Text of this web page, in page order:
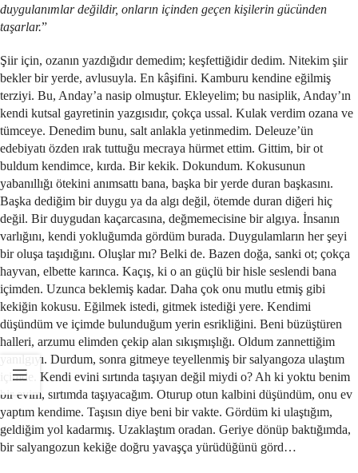
duygulanımlar değildir, onların içinden geçen kişilerin gücünden
taşarlar.”
Şiir için, ozanın yazdığıdır demedim; keşfettiğidir dedim. Nitekim şiir
bekler bir yerde, avlusuyla. En kâşifini. Kamburu kendine eğilmiş
terziyi. Bu, Anday’a nasip olmuştur. Ekleyelim; bu nasiplik, Anday’ın
kendi kutsal gayretinin yazgısıdır, çokça ussal. Kulak verdim ozana ve
tümceye. Denedim bunu, salt anlakla yetinmedim. Deleuze’ün
edebiyatı özden ırak tuttuğu mecraya hürmet ettim. Gittim, bir ot
buldum kendimce, kırda. Bir kekik. Dokundum. Kokusunun
yabanıllığı ötekini anımsattı bana, başka bir yerde duran başkasını.
Başka dediğim bir duygu ya da algı değil, ötemde duran diğeri hiç
değil. Bir duygudan kaçarcasına, değmemecisine bir algıya. İnsanın
varlığını, kendi yokluğumda gördüm burada. Duygulamların her şeyi
bir oluşa taşıdığını. Oluşlar mı? Belki de. Bazen doğa, sanki ot; çokça
hayvan, elbette karınca. Kaçış, ki o an güçlü bir hisle seslendi bana
içimden. Uzunca beklemiş kadar. Daha çok onu mutlu etmiş gibi
kekiğin kokusu. Eğilmek istedi, gitmek istediği yere. Kendimi
düşündüm ve içimde bulunduğum yerin esrikliğini. Beni büzüştüren
halleri, arzumu elimden çekip alan sıkışmışlığı. Oldum zannettiğim
yanılgıyı. Durdum, sonra gitmeye teyellenmiş bir salyangoza ulaştım
içimde. Kendi evini sırtında taşıyan değil miydi o? Ah ki yoktu benim
bir evim, sırtımda taşıyacağım. Oturup otun kalbini düşündüm, onu ev
yaptım kendime. Taşısın diye beni bir vakte. Gördüm ki ulaştığım,
geldiğim yol kadarmış. Uzaklaştım oradan. Geriye dönüp baktığımda,
bir salyangozun kekiğe doğru yavaşça yürüdüğünü görd…